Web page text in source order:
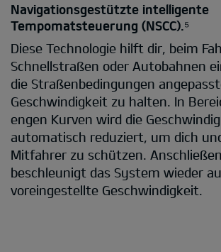
Navigationsgestützte intelligente
Tempomatsteuerung (NSCC).⁵
Diese Technologie hilft dir, beim
Schnellstraßen oder Autobahnen
die Straßenbedingungen
Geschwindigkeit zu halten. In
engen Kurven wird die
automatisch reduziert, um dich
Mitfahrer zu schützen.
beschleunigt das System wieder
voreingestellte Geschwindigkeit.